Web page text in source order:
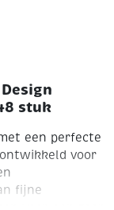
stuk
een perfecte
voor
fijne